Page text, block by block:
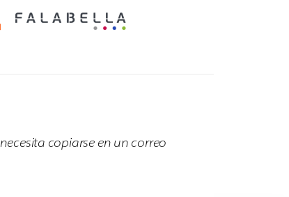
copiarse en un correo